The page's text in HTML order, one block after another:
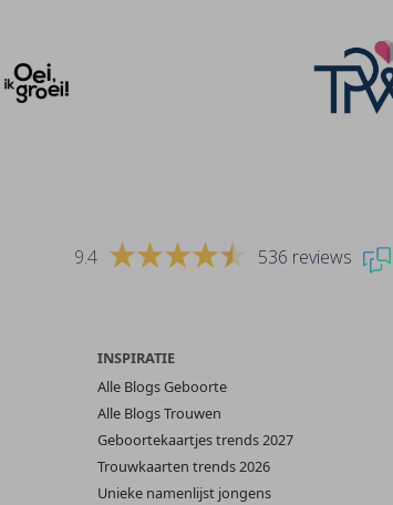
9.4 536 reviews
INSPIRATIE
Alle Blogs Geboorte
Alle Blogs Trouwen
Geboortekaartjes trends 2027
Trouwkaarten trends 2026
Unieke namenlijst jongens